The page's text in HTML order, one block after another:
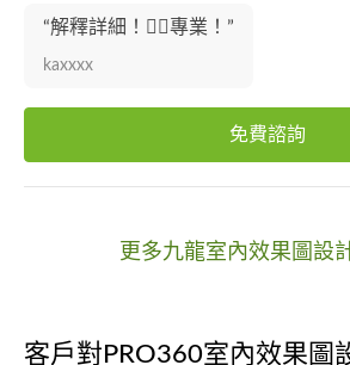
“解釋詳細！👍🏻專業！”
kaxxxx
免費諮詢
更多九龍室內效果圖設
客戶對PRO360室內效果圖